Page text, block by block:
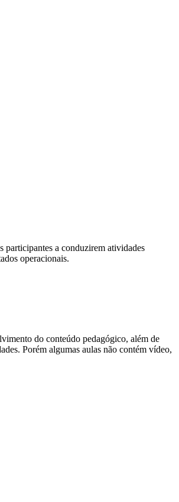
participantes a conduzirem atividades
operacionais.
do conteúdo pedagógico, além de
Porém algumas aulas não contém vídeo,